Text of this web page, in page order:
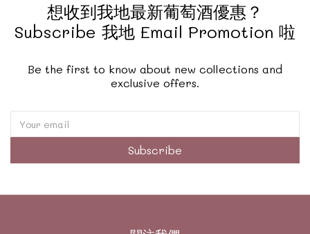
想收到我地最新葡萄酒優惠？
Subscribe 我地 Email Promotion 啦
Be the first to know about new collections and
exclusive offers.
Subscribe